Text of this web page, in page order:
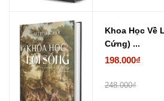
Khoa Học Về
Cứng) ...
198.000₫
248.000₫